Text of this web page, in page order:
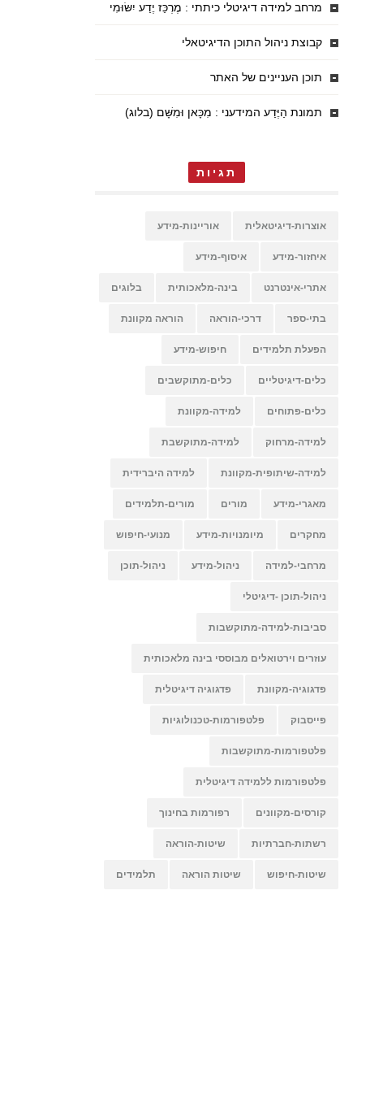
מרחב למידה דיגיטלי כיתתי : מֶרְכַּז יֶדַע יִשּׂוּמִי
קבוצת ניהול התוכן הדיגיטאלי
תוכן העניינים של האתר
תמונת הַיֶּדַע המידעני : מִכָּאן וּמִשָּׁם (בלוג)
תגיות
אוצרות-דיגיטאלית אוריינות-מידע
איחזור-מידע איסוף-מידע
אתרי-אינטרנט בינה-מלאכותית בלוגים
בתי-ספר דרכי-הוראה הוראה מקוונת
הפעלת תלמידים חיפוש-מידע
כלים-דיגיטליים כלים-מתוקשבים
כלים-פתוחים למידה-מקוונת
למידה-מרחוק למידה-מתוקשבת
למידה-שיתופית-מקוונת למידה היברידית
מאגרי-מידע מורים מורים-תלמידים
מחקרים מיומנויות-מידע מנועי-חיפוש
מרחבי-למידה ניהול-מידע ניהול-תוכן
ניהול-תוכן -דיגיטלי
סביבות-למידה-מתוקשבות
עוזרים וירטואלים מבוססי בינה מלאכותית
פדגוגיה-מקוונת פדגוגיה דיגיטלית
פייסבוק פלטפורמות-טכנולוגיות
פלטפורמות-מתוקשבות
פלטפורמות ללמידה דיגיטלית
קורסים-מקוונים רפורמות בחינוך
רשתות-חברתיות שיטות-הוראה
שיטות-חיפוש שיטות הוראה תלמידים